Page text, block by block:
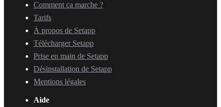
Comment ça marche ?
Tarifs
À propos de Setapp
Télécharger Setapp
Prise en main de Setapp
Désinstallation de Setapp
Mentions légales
Aide